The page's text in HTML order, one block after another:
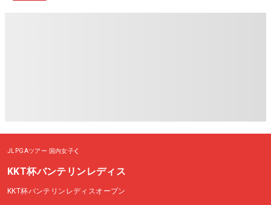
JLPGAツアー 国内女子
KKT杯バンテリンレディス
KKT杯バンテリンレディスオープン